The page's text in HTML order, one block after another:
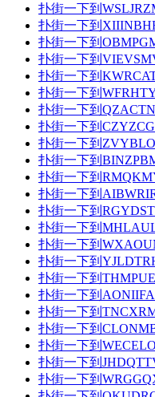
扑街一下到
扑街一下到
扑街一下到
扑街一下到
扑街一下到
扑街一下到
扑街一下到
扑街一下到
扑街一下到
扑街一下到
扑街一下到
扑街一下到
扑街一下到
扑街一下到
扑街一下到
扑街一下到
扑街一下到
扑街一下到
扑街一下到
扑街一下到
扑街一下到
扑街一下到
扑街一下到